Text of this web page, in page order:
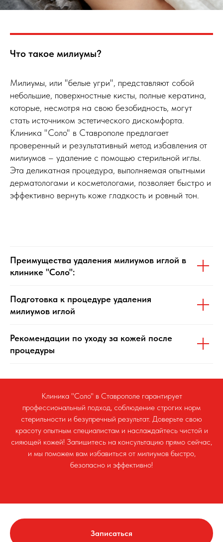
Что такое милиумы?
Милиумы, или "белые угри", представляют собой
небольшие, поверхностные кисты, полные кератина,
которые, несмотря на свою безобидность, могут
стать источником эстетического дискомфорта.
Клиника "Соло" в Ставрополе предлагает
проверенный и результативный метод избавления от
милиумов – удаление с помощью стерильной иглы.
Эта деликатная процедура, выполняемая опытными
дерматологами и косметологами, позволяет быстро и
эффективно вернуть коже гладкость и ровный тон.
Преимущества удаления милиумов иглой в
клинике "Соло":
Подготовка к процедуре удаления
милиумов иглой
Рекомендации по уходу за кожей после
процедуры
Клиника "Соло" в Ставрополе гарантирует
профессиональный подход, соблюдение строгих норм
стерильности и безупречный результат. Доверьте свою
красоту опытным специалистам и наслаждайтесь чистой и
сияющей кожей! Запишитесь на консультацию прямо сейчас,
и мы поможем вам избавиться от милиумов быстро,
безопасно и эффективно!
Записаться